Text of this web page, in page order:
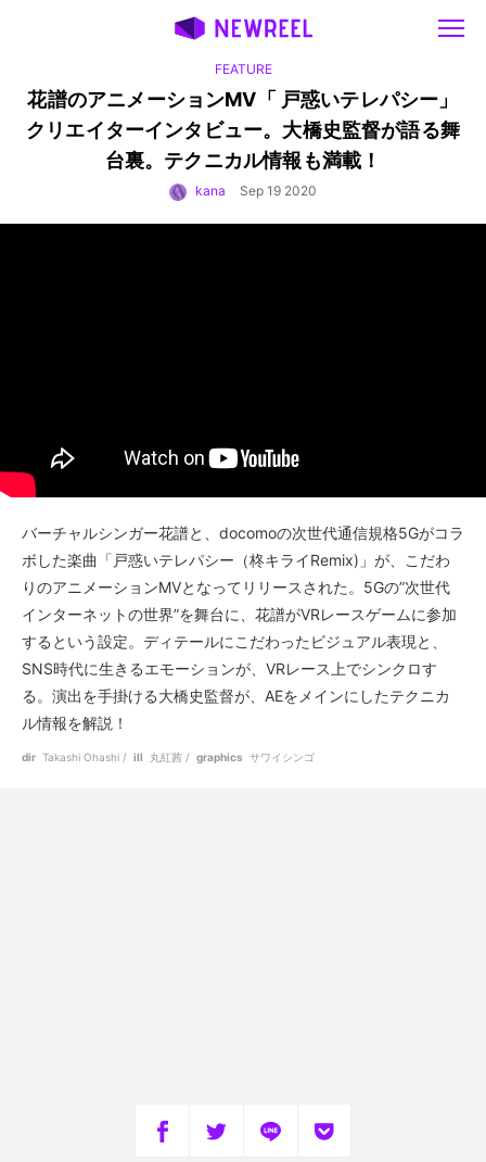
FEATURE
花譜のアニメーションMV「 戸惑いテレパシー」
クリエイターインタビュー。 大橋史監督が語る舞
台裏。テクニカル情報も満載！
kana Sep 19 2020
バーチャルシンガー花譜と、docomoの次世代通信規格5Gがコラ
ボした楽曲「戸惑いテレパシー（柊キライRemix)」が、こだわ
りのアニメーションMVとなってリリースされた。5Gの”次世代
インターネットの世界”を舞台に、花譜がVRレースゲームに参加
するという設定。ディテールにこだわったビジュアル表現と、
SNS時代に生きるエモーションが、VRレース上でシンクロす
る。演出を手掛ける大橋史監督が、AEをメインにしたテクニカ
ル情報を解説！
dir Takashi Ohashi ill 丸紅茜 graphics サワイシンゴ